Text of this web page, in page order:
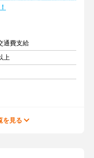
通費支給
上
を見る